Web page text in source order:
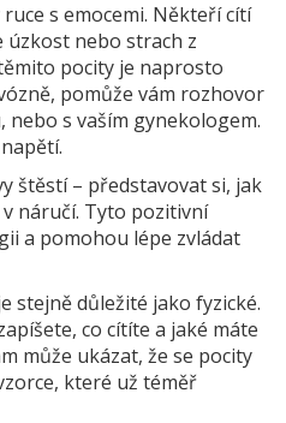
s emocemi. Někteří cítí
úzkost nebo strach z
pocity je naprosto
pomůže vám rozhovor
s vaším gynekologem.
štěstí – představovat si, jak
náručí. Tyto pozitivní
a pomohou lépe zvládat
stejně důležité jako fyzické.
co cítíte a jaké máte
může ukázat, že se pocity
které už téměř